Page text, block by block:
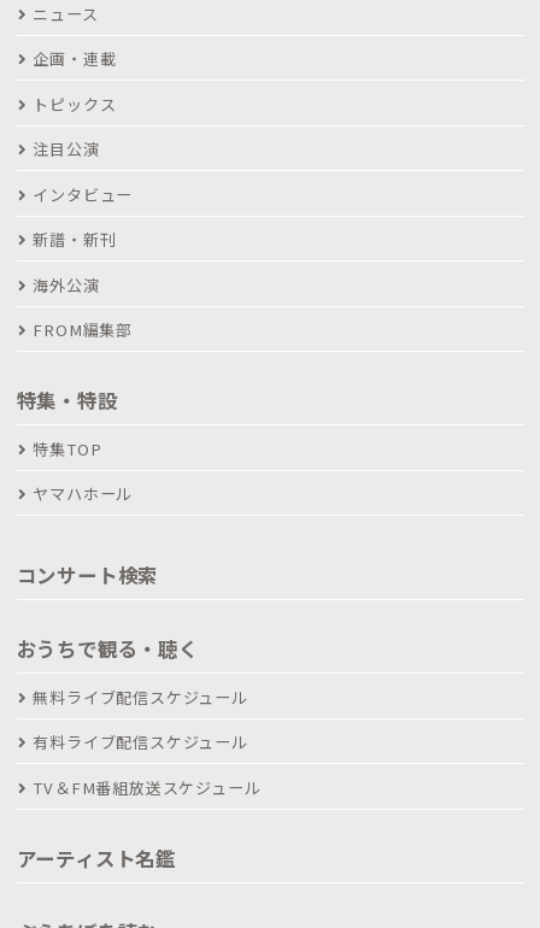
ニュース
企画・連載
トピックス
注目公演
インタビュー
新譜・新刊
海外公演
FROM編集部
特集・特設
特集TOP
ヤマハホール
コンサート検索
おうちで観る・聴く
無料ライブ配信スケジュール
有料ライブ配信スケジュール
TV＆FM番組放送スケジュール
アーティスト名鑑